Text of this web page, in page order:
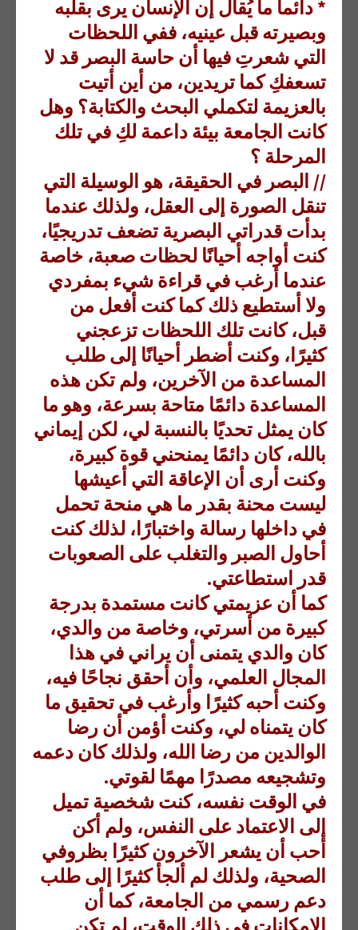
* دائماً ما يُقال إن الإنسان يرى بقلبه
وبصيرته قبل عينيه، ففي اللحظات
التي شعرتِ فيها أن حاسة البصر قد لا
تسعفكِ كما تريدين، من أين أتيت
بالعزيمة لتكملي البحث والكتابة؟ وهل
كانت الجامعة بيئة داعمة لكِ في تلك
المرحلة ؟
// البصر في الحقيقة، هو الوسيلة التي
تنقل الصورة إلى العقل، ولذلك عندما
بدأت قدراتي البصرية تضعف تدريجيًا،
كنت أواجه أحيانًا لحظات صعبة، خاصة
عندما أرغب في قراءة شيء بمفردي
ولا أستطيع ذلك كما كنت أفعل من
قبل، كانت تلك اللحظات تزعجني
كثيرًا، وكنت أضطر أحيانًا إلى طلب
المساعدة من الآخرين، ولم تكن هذه
المساعدة دائمًا متاحة بسرعة، وهو ما
كان يمثل تحديًا بالنسبة لي، لكن إيماني
بالله، كان دائمًا يمنحني قوة كبيرة،
وكنت أرى أن الإعاقة التي أعيشها
ليست محنة بقدر ما هي منحة تحمل
في داخلها رسالة واختبارًا، لذلك كنت
أحاول الصبر والتغلب على الصعوبات
قدر استطاعتي.
كما أن عزيمتي كانت مستمدة بدرجة
كبيرة من أسرتي، وخاصة من والدي،
كان والدي يتمنى أن يراني في هذا
المجال العلمي، وأن أحقق نجاحًا فيه،
وكنت أحبه كثيرًا وأرغب في تحقيق ما
كان يتمناه لي، وكنت أؤمن أن رضا
الوالدين من رضا الله، ولذلك كان دعمه
وتشجيعه مصدرًا مهمًا لقوتي.
في الوقت نفسه، كنت شخصية تميل
إلى الاعتماد على النفس، ولم أكن
أحب أن يشعر الآخرون كثيرًا بظروفي
الصحية، ولذلك لم ألجأ كثيرًا إلى طلب
دعم رسمي من الجامعة، كما أن